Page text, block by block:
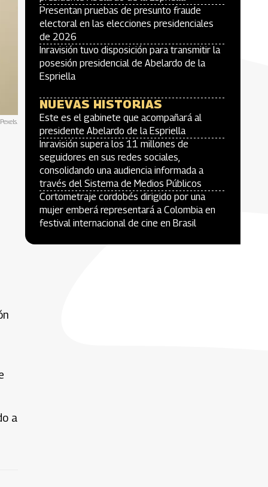
Pexels.
a
Presentan pruebas de presunto fraude
electoral en las elecciones presidenciales
de 2026
Inravisión tuvo disposición para transmitir la
posesión presidencial de Abelardo de la
Espriella
NUEVAS HISTORIAS
Este es el gabinete que acompañará al
presidente Abelardo de la Espriella
Inravisión supera los 11 millones de
seguidores en sus redes sociales,
consolidando una audiencia informada a
través del Sistema de Medios Públicos
Cortometraje cordobés dirigido por una
mujer emberá representará a Colombia en
festival internacional de cine en Brasil